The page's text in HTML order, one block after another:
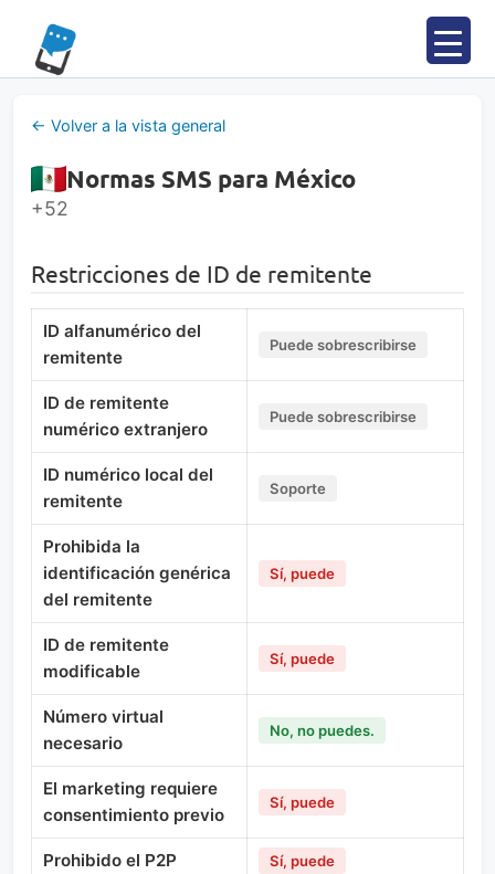
contenido
← Volver a la vista general
Normas SMS para México
+52
Restricciones de ID de remitente
ID alfanumérico del
remitente
Puede sobrescribirse
ID de remitente
numérico extranjero
Puede sobrescribirse
ID numérico local del
remitente
Soporte
Prohibida la
identificación genérica
del remitente
Sí, puede
ID de remitente
modificable
Sí, puede
Número virtual
necesario
No, no puedes.
El marketing requiere
consentimiento previo
Sí, puede
Prohibido el P2P Sí, puede